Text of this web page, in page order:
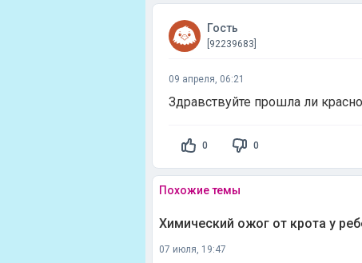
Гость
[92239683]
09 апреля, 06:21
Здравствуйте прошла ли
0 0
Похожие темы
Химический ожог от крота у
07 июля, 19:47